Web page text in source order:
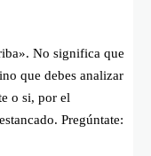
No significa que
que debes analizar
o si, por el
Pregúntate: